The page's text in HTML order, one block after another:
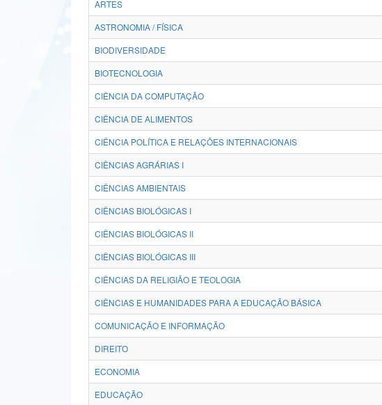
ARTES
ASTRONOMIA / FÍSICA
BIODIVERSIDADE
BIOTECNOLOGIA
CIÊNCIA DA COMPUTAÇÃO
CIÊNCIA DE ALIMENTOS
CIÊNCIA POLÍTICA E RELAÇÕES INTERNACIONAIS
CIÊNCIAS AGRÁRIAS I
CIÊNCIAS AMBIENTAIS
CIÊNCIAS BIOLÓGICAS I
CIÊNCIAS BIOLÓGICAS II
CIÊNCIAS BIOLÓGICAS III
CIÊNCIAS DA RELIGIÃO E TEOLOGIA
CIÊNCIAS E HUMANIDADES PARA A EDUCAÇÃO BÁSICA
COMUNICAÇÃO E INFORMAÇÃO
DIREITO
ECONOMIA
EDUCAÇÃO